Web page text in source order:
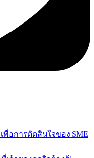
พื่อการตัดสินใจของ SME